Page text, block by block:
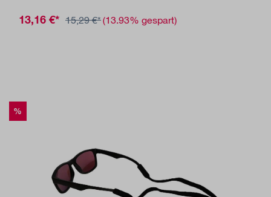
13,16 €* 15,29 €*(13.93% gespart)
%